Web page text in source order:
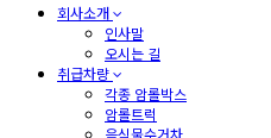
회사소개
인사말
오시는 길
취급차량
각종 암롤박스
암롤트럭
음식물수거차